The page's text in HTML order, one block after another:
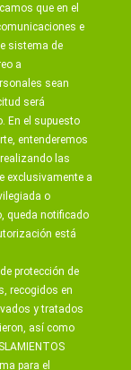
que en el
e
sistema de
a
sean
será
En el supuesto
entenderemos
las
exclusivamente a
o
queda notificado
está
protección de
recogidos en
y tratados
así como
para el